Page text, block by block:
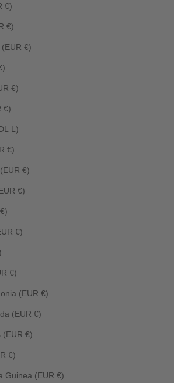
€)
€)
€)
€)
€)
L)
€)
€)
€)
€)
€)
(EUR €)
(EUR €)
(EUR €)
€)
Guinea (EUR €)